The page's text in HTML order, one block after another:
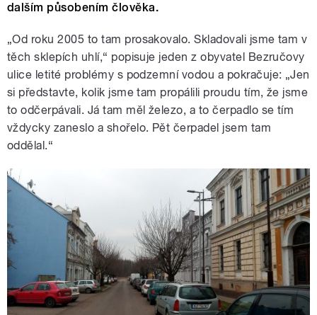
dalším působením člověka.
„Od roku 2005 to tam prosakovalo. Skladovali jsme tam v
těch sklepích uhlí,“ popisuje jeden z obyvatel Bezručovy
ulice letité problémy s podzemní vodou a pokračuje: „Jen
si představte, kolik jsme tam propálili proudu tím, že jsme
to odčerpávali. Já tam měl železo, a to čerpadlo se tím
vždycky zaneslo a shořelo. Pět čerpadel jsem tam
oddělal.“